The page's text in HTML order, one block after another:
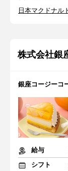
日本マクドナル
株式会社銀
銀座コージー
給与
シフト